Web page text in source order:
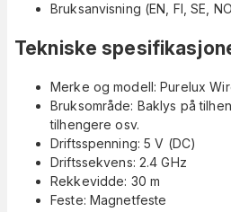
Bruksanvisning (EN, FI, SE,
Tekniske
Merke og modell: Purelux
Bruksområde: Baklys på
tilhengere osv.
Driftsspenning: 5 V (DC)
Driftssekvens: 2.4 GHz
Rekkevidde: 30 m
Feste: Magnetfeste